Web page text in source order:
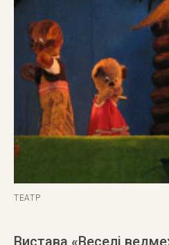
ТЕАТР
Вистава «Веселі